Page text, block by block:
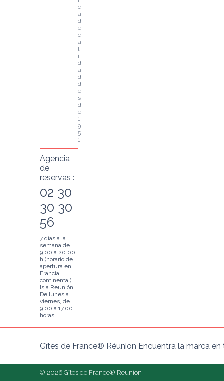
c
a
d
e
c
a
l
i
d
a
d
d
e
s
d
e
1
9
5
1
Agencia
de
reservas :
02 30
30 30
56
7 días a la
semana de
9.00 a 20.00
h (horario de
apertura en
Francia
continental)
Isla Reunión
De lunes a
viernes, de
9.00 a 17.00
horas
Gîtes de France® Réunion Encuentra la marca
© 2026 Gîtes de France® Réunion